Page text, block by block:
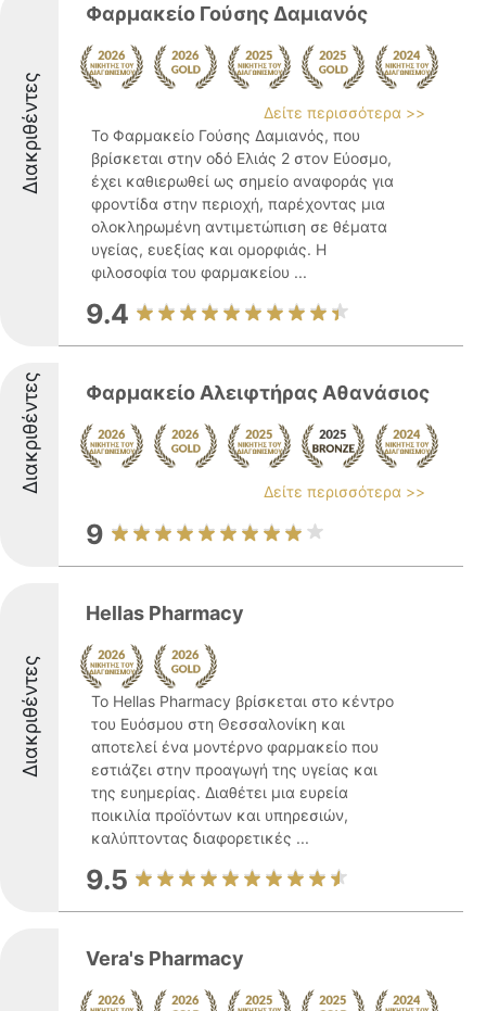
Διακριθέντες
Φαρμακείο Γούσης Δαμιανός
Δείτε περισσότερα >>
Το Φαρμακείο Γούσης Δαμιανός, που
βρίσκεται στην οδό Ελιάς 2 στον Εύοσμο,
έχει καθιερωθεί ως σημείο αναφοράς για
φροντίδα στην περιοχή, παρέχοντας μια
ολοκληρωμένη αντιμετώπιση σε θέματα
υγείας, ευεξίας και ομορφιάς. Η
φιλοσοφία του φαρμακείου ...
9.4
Διακριθέντες Φαρμακείο Αλειφτήρας Αθανάσιος
Δείτε περισσότερα >>
9
Διακριθέντες
Hellas Pharmacy
Το Hellas Pharmacy βρίσκεται στο κέντρο
του Ευόσμου στη Θεσσαλονίκη και
αποτελεί ένα μοντέρνο φαρμακείο που
εστιάζει στην προαγωγή της υγείας και
της ευημερίας. Διαθέτει μια ευρεία
ποικιλία προϊόντων και υπηρεσιών,
καλύπτοντας διαφορετικές ...
9.5
Vera's Pharmacy